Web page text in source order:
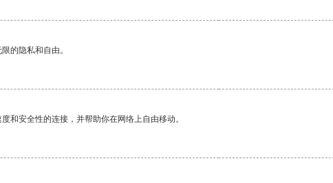
的隐私和自由。
和安全性的连接，并帮助你在网络上自由移动。